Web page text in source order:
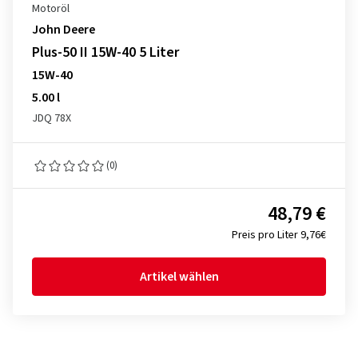
Motoröl
John Deere
Plus-50 II 15W-40 5 Liter
15W-40
5.00 l
JDQ 78X
(0)
Preis pro Liter 9,76€
48,79 €
Artikel wählen